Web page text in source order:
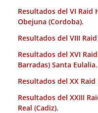
Resultados del VI Raid
Obejuna (Cordoba).
Resultados del VIII
Resultados del XVI
Barradas) Santa Eulalia.
Resultados del XX Raid
Resultados del XXIII
Real (Cadiz).